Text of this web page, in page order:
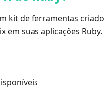
kit de ferramentas
em suas aplicações Ruby.